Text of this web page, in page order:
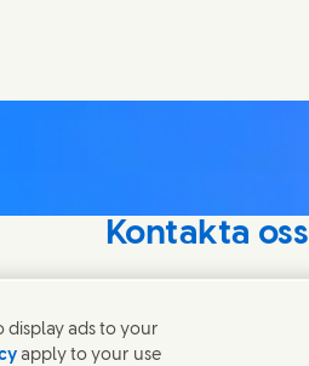
Kontakta oss
display ads to your
apply to your use